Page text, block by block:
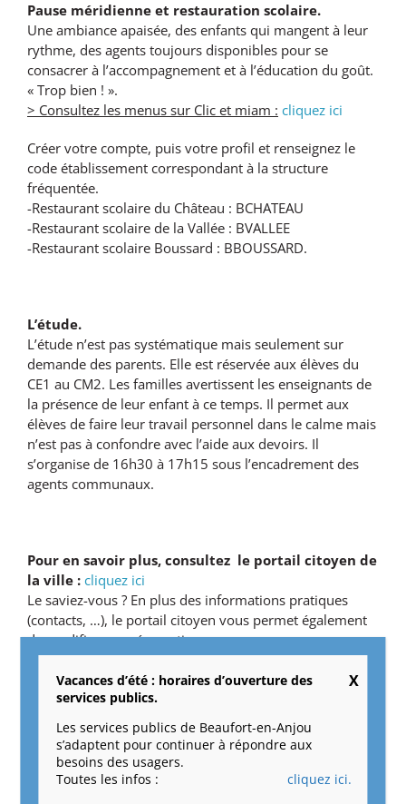
Pause méridienne et restauration scolaire.
Une ambiance apaisée, des enfants qui mangent à leur
rythme, des agents toujours disponibles pour se
consacrer à l’accompagnement et à l’éducation du goût.
« Trop bien ! ».
> Consultez les menus sur Clic et miam : cliquez ici
Créer votre compte, puis votre profil et renseignez le
code établissement correspondant à la structure
fréquentée.
-Restaurant scolaire du Château : BCHATEAU
-Restaurant scolaire de la Vallée : BVALLEE
-Restaurant scolaire Boussard : BBOUSSARD.
L’étude.
L’étude n’est pas systématique mais seulement sur
demande des parents. Elle est réservée aux élèves du
CE1 au CM2. Les familles avertissent les enseignants de
la présence de leur enfant à ce temps. Il permet aux
élèves de faire leur travail personnel dans le calme mais
n’est pas à confondre avec l’aide aux devoirs. Il
s’organise de 16h30 à 17h15 sous l’encadrement des
agents communaux.
Pour en savoir plus, consultez le portail citoyen de
la ville : cliquez ici
Le saviez-vous ? En plus des informations pratiques
(contacts, …), le portail citoyen vous permet également
de modifier une réservation.
13 juillet 2017 | Catégories :Le temps scolaire et périscolaire
Partagez cet article !
Vacances d’été : horaires d’ouverture des
services publics.
Les services publics de Beaufort-en-Anjou
s’adaptent pour continuer à répondre aux
besoins des usagers.
Toutes les infos :
cliquez ici.